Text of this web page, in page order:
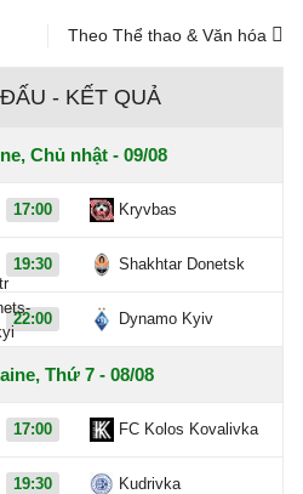
Theo Thể thao & Văn hóa
- KẾT QUẢ
Chủ nhật - 09/08
17:00 Kryvbas
19:30 Shakhtar Donetsk
22:00 Dynamo Kyiv
Thứ 7 - 08/08
17:00 FC Kolos Kovalivka
19:30 Kudrivka